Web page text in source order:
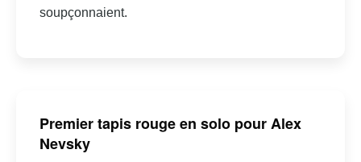
soupçonnaient.
Premier tapis rouge en solo pour Alex
Nevsky